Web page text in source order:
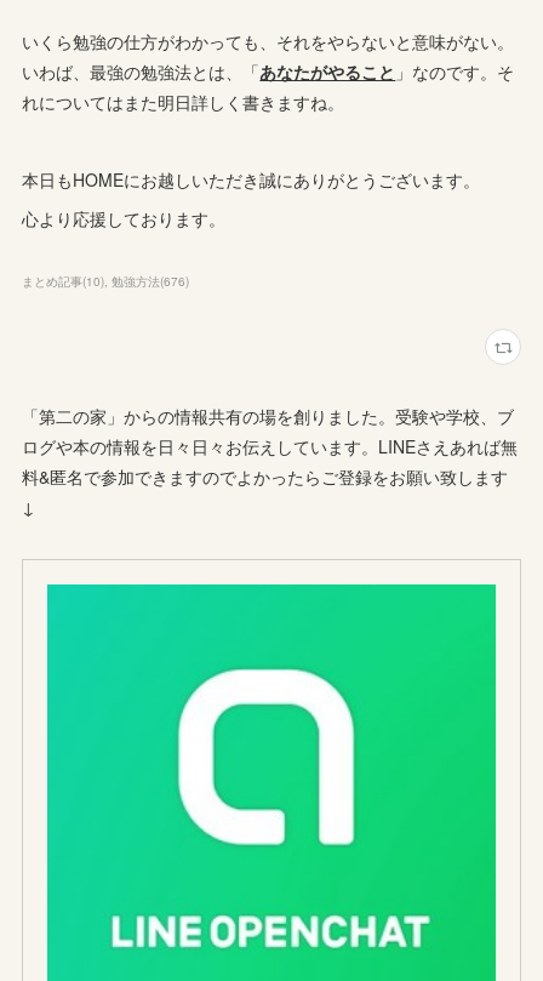
いくら勉強の仕方がわかっても、それをやらないと意味がない。
いわば、最強の勉強法とは、「あなたがやること 」なのです。そ
れについてはまた明日詳しく書きますね。
本日もHOMEにお越しいただき誠にありがとうございます。
心より応援しております。
まとめ記事(10) 勉強方法(676)
「第二の家」からの情報共有の場を創りました。受験や学校、ブ
ログや本の情報を日々日々お伝えしています。LINEさえあれば無
料&匿名で参加できますのでよかったらご登録をお願い致します
↓